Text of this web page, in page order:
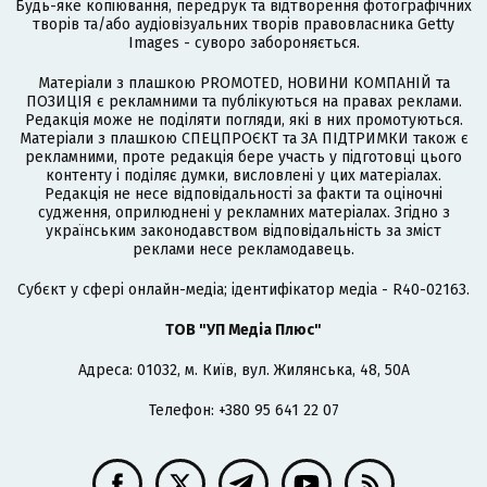
Будь-яке копіювання, передрук та відтворення фотографічних
творів та/або аудіовізуальних творів правовласника Getty
Images - суворо забороняється.
Матеріали з плашкою PROMOTED, НОВИНИ КОМПАНІЙ та
ПОЗИЦІЯ є рекламними та публікуються на правах реклами.
Редакція може не поділяти погляди, які в них промотуються.
Матеріали з плашкою СПЕЦПРОЄКТ та ЗА ПІДТРИМКИ також є
рекламними, проте редакція бере участь у підготовці цього
контенту і поділяє думки, висловлені у цих матеріалах.
Редакція не несе відповідальності за факти та оціночні
судження, оприлюднені у рекламних матеріалах. Згідно з
українським законодавством відповідальність за зміст
реклами несе рекламодавець.
Cубєкт у сфері онлайн-медіа; ідентифікатор медіа - R40-02163.
ТОВ "УП Медіа Плюс"
Адреса: 01032, м. Київ, вул. Жилянська, 48, 50А
Телефон: +380 95 641 22 07